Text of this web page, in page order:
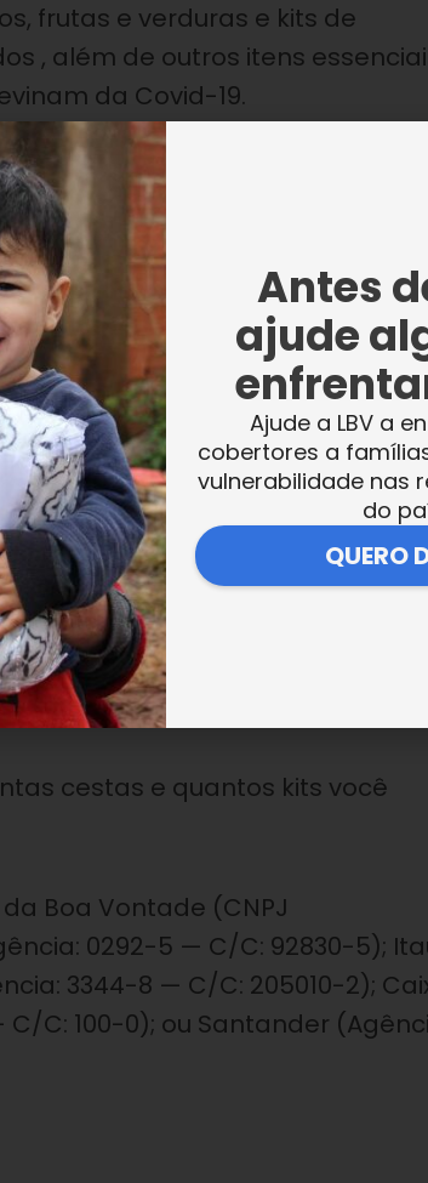
frutas e verduras e kits de
, além de outros itens
da Covid-19.
que vivem em situação de
e colaboradores como a OAB
para os atendidos da
alimentos, arrecadados
família todo esse
ficando desempregada e ela
[a cesta]é de grande valia,
Muito obrigada, LBV!”
cestas e quantos kits você
Boa Vontade (CNPJ
0292-5 — C/C: 92830-5);
3344-8 — C/C: 205010-2);
C: 100-0); ou Santander
Antes
ajude
Ajude a LBV a
cobertores a
vulnerabilidade nas
do
QUERO